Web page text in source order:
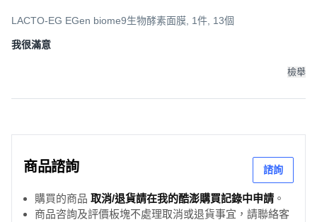
LACTO-EG EGen biome9生物酵素面膜, 1件, 13個
我很滿意
檢舉
商品諮詢 諮詢
購買的商品 取消/退貨請在我的酷澎購買記錄中申請 。
商品咨詢及評價板塊不處理取消或退貨事宜，請聯絡客